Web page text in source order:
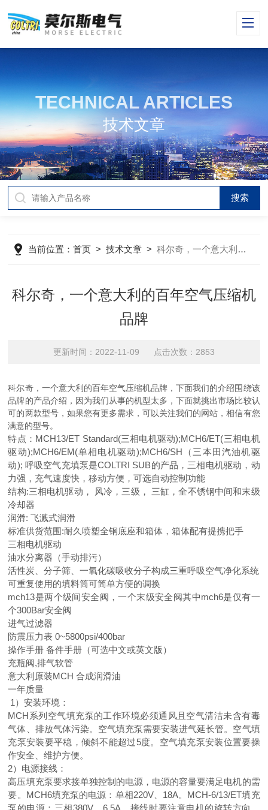
TECHNICAL ARTICLES
技术文章
当前位置：首页 >技术文章 >科尔奇，一个意大利的百年空气压缩机品牌
科尔奇，一个意大利的百年空气压缩机
品牌
更新时间：2022-11-09 点击次数：2853
科尔奇，一个意大利的百年空气压缩机品牌，下面我们的介绍围绕该
品牌的产品介绍，因为我们从事的机型太多，下面就挑出市场比较认
可的两款型号，如果您有更多需求，可以关注我们的网站，相信有您
满意的型号。
特点：MCH13/ET Standard(三相电机驱动);MCH6/ET(三相电机
驱动);MCH6/EM(单相电机驱动);MCH6/SH（三本田汽油机驱
动); 呼吸空气充填泵是COLTRI SUB的产品，三相电机驱动，动
力强，充气速度快，移动方便，可选自动控制功能
结构:三相电机驱动， 风冷，三级， 三缸，全不锈钢中间和末级
冷却器
润滑: 飞溅式润滑
标准供货范围:耐久喷塑全钢底座和箱体，箱体配有提携把手
三相电机驱动
油水分离器（手动排污）
活性炭、分子筛、一氧化碳吸收分子构成三重呼吸空气净化系统
可重复使用的填料筒可简单方便的调换
mch13是两个级间安全阀，一个末级安全阀其中mch6是仅有一
个300Bar安全阀
进气过滤器
防震压力表 0~5800psi/400bar
操作手册 备件手册（可选中文或英文版）
充瓶阀,排气软管
意大利原装MCH 合成润滑油
一年质量
1）安装环境：
MCH系列空气填充泵的工作环境必须通风且空气清洁未含有毒
气体、排放气体污染。空气填充泵需要安装进气延长管。空气填
充泵安装要平稳，倾斜不能超过5度。空气填充泵安装位置要操
作安全、维护方便。
2）电源接线：
高压填充泵要求接单独控制的电源，电源的容量要满足电机的需
要。MCH6填充泵的电源：单相220V、18A。MCH-6/13/ET填充
泵的电源：三相380V、6.5A。接线时要注意电机的旋转方向，